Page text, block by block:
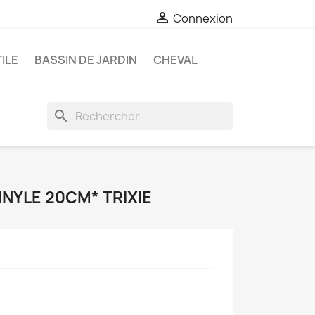
 Connexion
BASSIN DE JARDIN
CHEVAL
search
20CM* TRIXIE